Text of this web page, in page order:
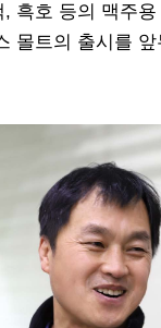
흑호 등의 맥주
몰트의 출시를